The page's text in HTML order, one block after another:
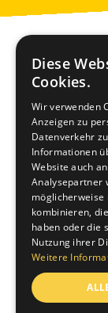
Baumann
Lagerstrasse
+41 44 497
Diese
Cookies.
Wir verwenden
Anzeigen zu
Datenverkehr
Informationen
Website auch
Analysepartner
kombinieren,
haben oder die
Nutzung ihrer
Weitere